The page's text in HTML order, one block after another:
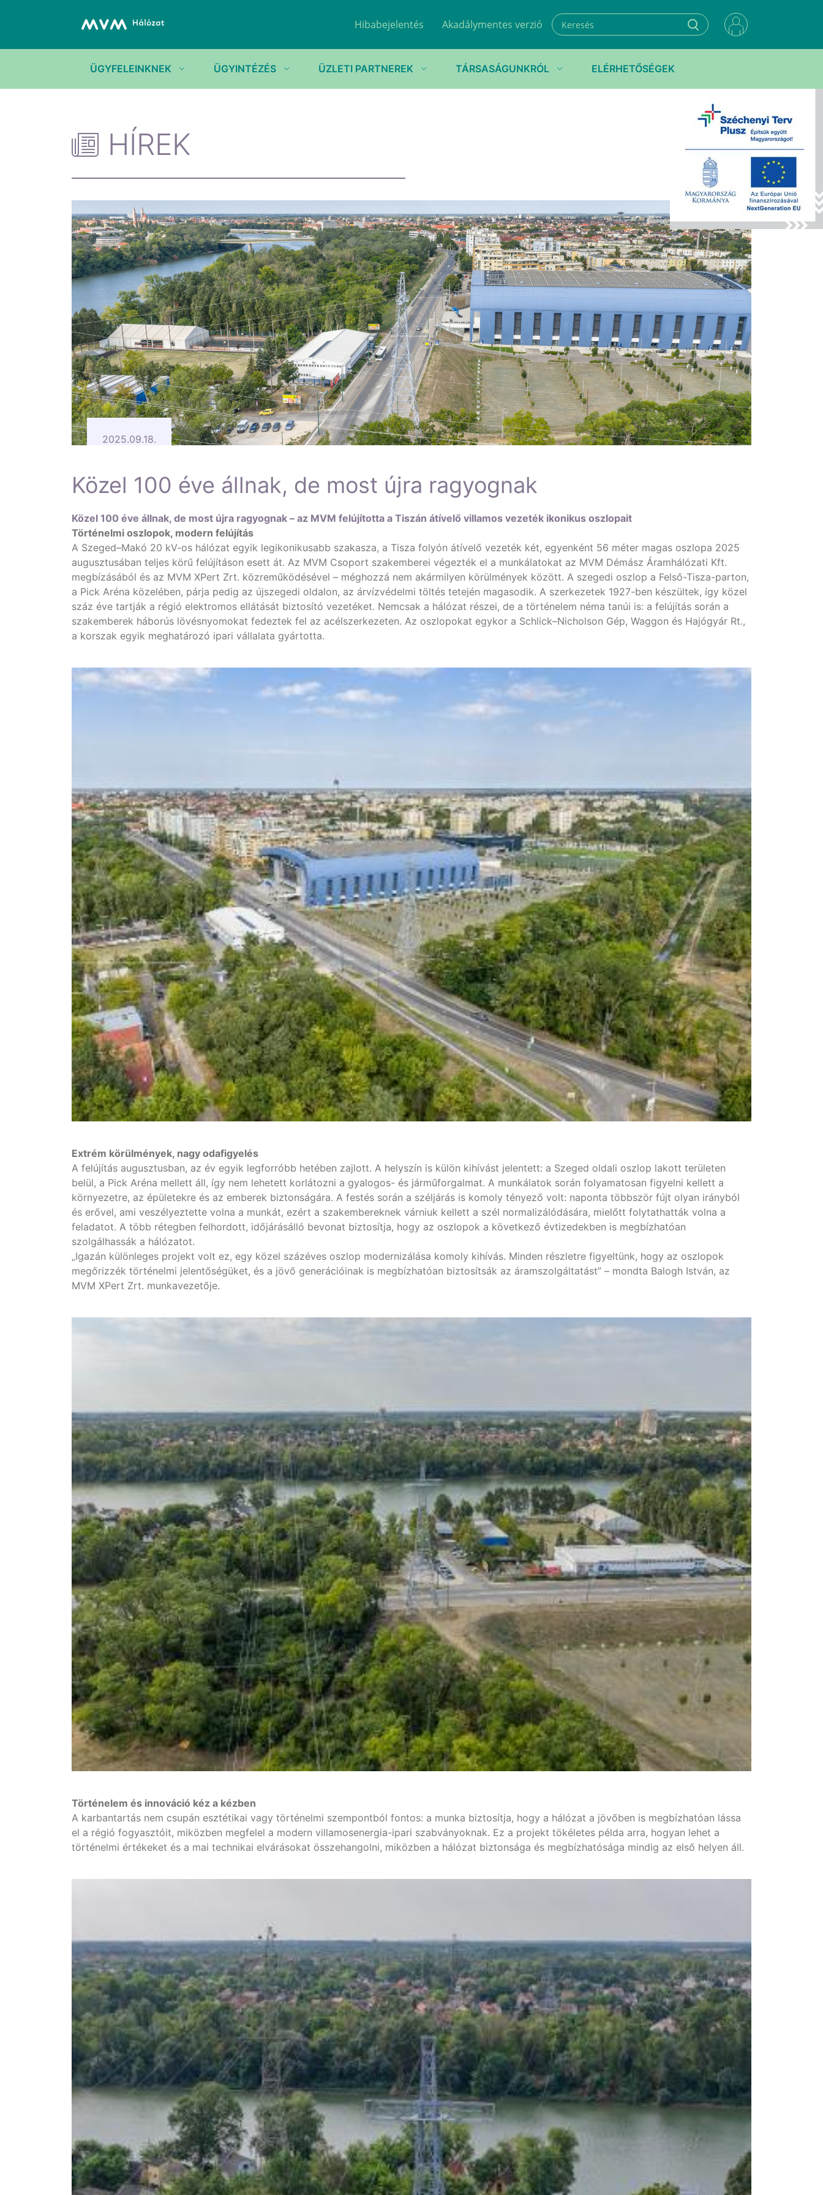
Hibabejelentés Akadálymentes verzió
ÜGYFELEINKNEK ÜGYINTÉZÉS ÜZLETI PARTNEREK TÁRSASÁGUNKRÓL ELÉRHETŐSÉGEK
HÍREK
2025.09.18.
Közel 100 éve állnak, de most újra ragyognak
Közel 100 éve állnak, de most újra ragyognak – az MVM felújította a Tiszán átívelő villamos vezeték ikonikus oszlopait
Történelmi oszlopok, modern felújítás
A Szeged–Makó 20 kV-os hálózat egyik legikonikusabb szakasza, a Tisza folyón átívelő vezeték két, egyenként 56 méter magas oszlopa 2025
augusztusában teljes körű felújításon esett át. Az MVM Csoport szakemberei végezték el a munkálatokat az MVM Démász Áramhálózati Kft.
megbízásából és az MVM XPert Zrt. közreműködésével – méghozzá nem akármilyen körülmények között. A szegedi oszlop a Felső-Tisza-parton,
a Pick Aréna közelében, párja pedig az újszegedi oldalon, az árvízvédelmi töltés tetején magasodik. A szerkezetek 1927-ben készültek, így közel
száz éve tartják a régió elektromos ellátását biztosító vezetéket. Nemcsak a hálózat részei, de a történelem néma tanúi is: a felújítás során a
szakemberek háborús lövésnyomokat fedeztek fel az acélszerkezeten. Az oszlopokat egykor a Schlick–Nicholson Gép, Waggon és Hajógyár Rt.,
a korszak egyik meghatározó ipari vállalata gyártotta.
Extrém körülmények, nagy odafigyelés
A felújítás augusztusban, az év egyik legforróbb hetében zajlott. A helyszín is külön kihívást jelentett: a Szeged oldali oszlop lakott területen
belül, a Pick Aréna mellett áll, így nem lehetett korlátozni a gyalogos- és járműforgalmat. A munkálatok során folyamatosan figyelni kellett a
környezetre, az épületekre és az emberek biztonságára. A festés során a széljárás is komoly tényező volt: naponta többször fújt olyan irányból
és erővel, ami veszélyeztette volna a munkát, ezért a szakembereknek várniuk kellett a szél normalizálódására, mielőtt folytathatták volna a
feladatot. A több rétegben felhordott, időjárásálló bevonat biztosítja, hogy az oszlopok a következő évtizedekben is megbízhatóan
szolgálhassák a hálózatot.
„Igazán különleges projekt volt ez, egy közel százéves oszlop modernizálása komoly kihívás. Minden részletre figyeltünk, hogy az oszlopok
megőrizzék történelmi jelentőségüket, és a jövő generációinak is megbízhatóan biztosítsák az áramszolgáltatást” – mondta Balogh István, az
MVM XPert Zrt. munkavezetője.
Történelem és innováció kéz a kézben
A karbantartás nem csupán esztétikai vagy történelmi szempontból fontos: a munka biztosítja, hogy a hálózat a jövőben is megbízhatóan lássa
el a régió fogyasztóit, miközben megfelel a modern villamosenergia-ipari szabványoknak. Ez a projekt tökéletes példa arra, hogyan lehet a
történelmi értékeket és a mai technikai elvárásokat összehangolni, miközben a hálózat biztonsága és megbízhatósága mindig az első helyen áll.